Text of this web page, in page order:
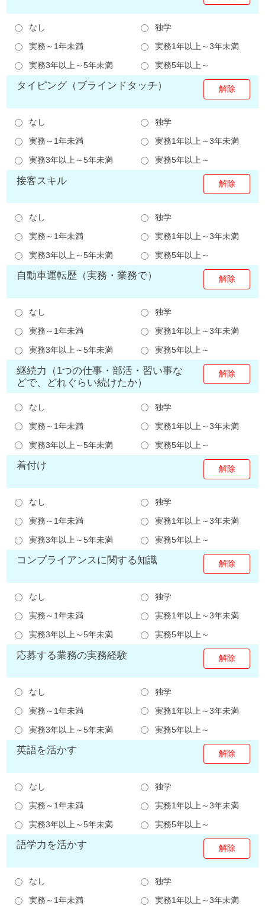
なし
独学
実務～1年未満
実務1年以上～3年未満
実務3年以上～5年未満
実務5年以上～
タイピング（ブラインドタッチ）
なし
独学
実務～1年未満
実務1年以上～3年未満
実務3年以上～5年未満
実務5年以上～
接客スキル
なし
独学
実務～1年未満
実務1年以上～3年未満
実務3年以上～5年未満
実務5年以上～
自動車運転歴（実務・業務で）
なし
独学
実務～1年未満
実務1年以上～3年未満
実務3年以上～5年未満
実務5年以上～
継続力（1つの仕事・部活・習い事な
どで、どれぐらい続けたか）
なし
独学
実務～1年未満
実務1年以上～3年未満
実務3年以上～5年未満
実務5年以上～
着付け
なし
独学
実務～1年未満
実務1年以上～3年未満
実務3年以上～5年未満
実務5年以上～
コンプライアンスに関する知識
なし
独学
実務～1年未満
実務1年以上～3年未満
実務3年以上～5年未満
実務5年以上～
応募する業務の実務経験
なし
独学
実務～1年未満
実務1年以上～3年未満
実務3年以上～5年未満
実務5年以上～
英語を活かす
なし
独学
実務～1年未満
実務1年以上～3年未満
実務3年以上～5年未満
実務5年以上～
語学力を活かす
なし
独学
実務～1年未満
実務1年以上～3年未満